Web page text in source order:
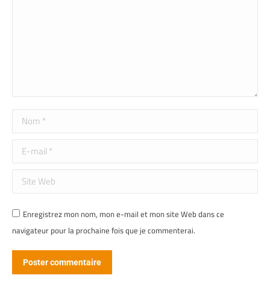
Nom *
E-mail *
Site Web
Enregistrez mon nom, mon e-mail et mon site Web dans ce
navigateur pour la prochaine fois que je commenterai.
Poster commentaire